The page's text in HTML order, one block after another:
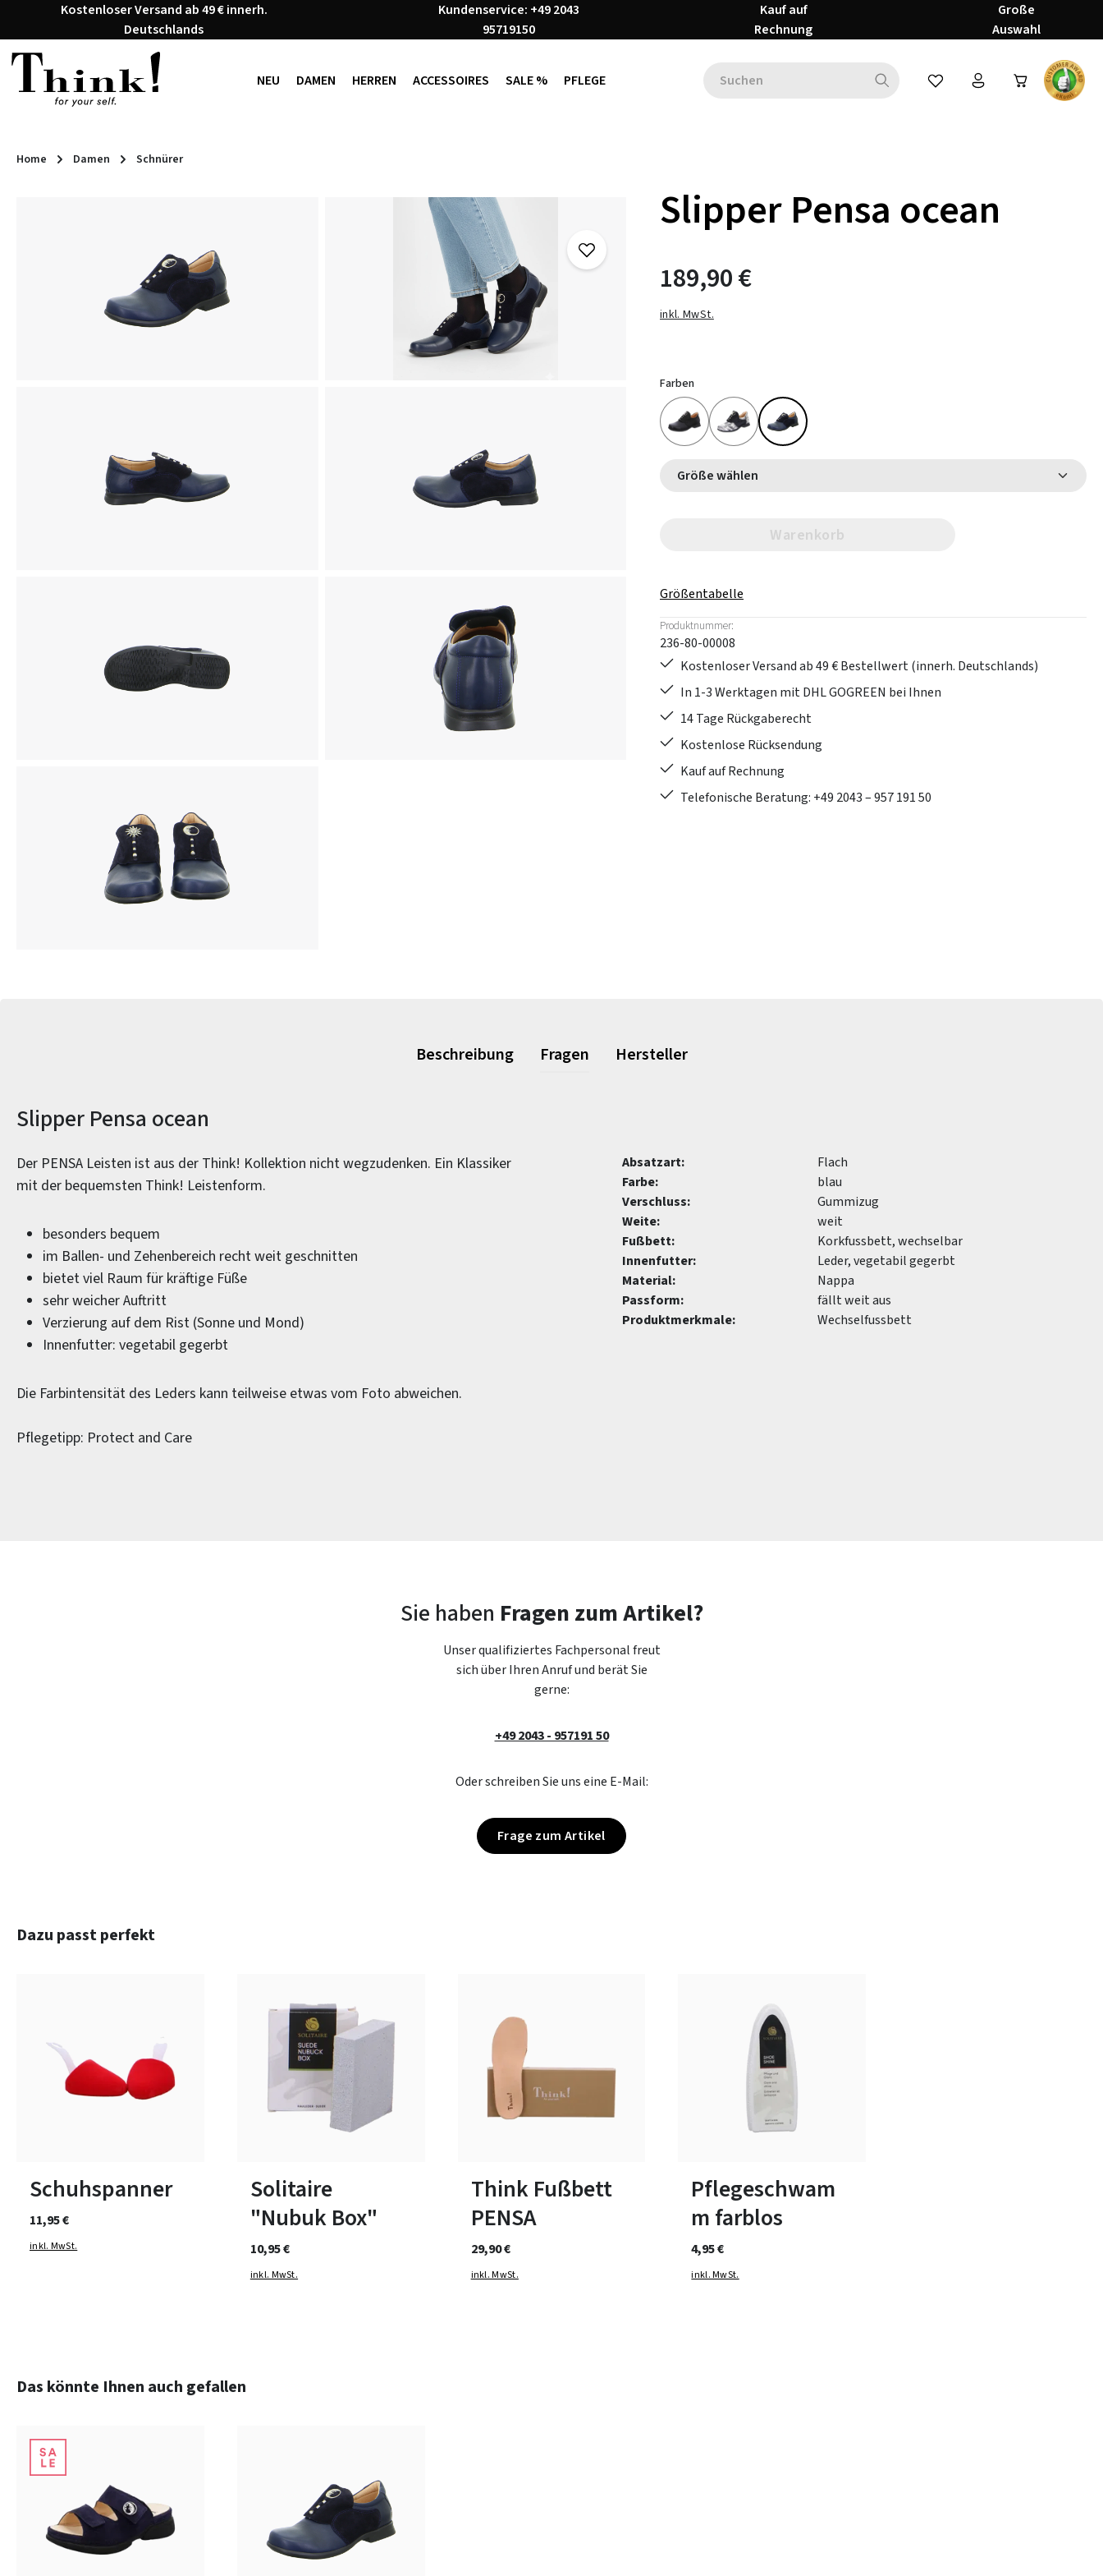
Hauptinhalt springen
Zur Suche springen
Zur Hauptnavigation springen
Kostenloser Versand ab 49 € innerh.
Deutschlands
Kundenservice: +49 2043
95719150
Kauf auf
Rechnung
Große
Auswahl
NEU DAMEN HERREN ACCESSOIRES SALE % PFLEGE Du hast 0 Produkte auf dem
Home Damen Schnürer
Slipper Pensa ocean
189,90 €
inkl. MwSt.
Farben
Größe wählen
Warenkorb
Größentabelle
Produktnummer:
236-80-00008
Kostenloser Versand ab 49 € Bestellwert (innerh. Deutschlands)
In 1-3 Werktagen mit DHL GOGREEN bei Ihnen
14 Tage Rückgaberecht
Kostenlose Rücksendung
Kauf auf Rechnung
Telefonische Beratung: +49 2043 – 957 191 50
Beschreibung Fragen Hersteller
Produktinformationen
Slipper Pensa ocean
Der PENSA Leisten ist aus der Think! Kollektion nicht wegzudenken. Ein Klassiker
mit der bequemsten Think! Leistenform.
besonders bequem
im Ballen- und Zehenbereich recht weit geschnitten
bietet viel Raum für kräftige Füße
sehr weicher Auftritt
Verzierung auf dem Rist (Sonne und Mond)
Innenfutter: vegetabil gegerbt
Die Farbintensität des Leders kann teilweise etwas vom Foto abweichen.
Pflegetipp: Protect and Care
Absatzart:
Flach
Farbe:
blau
Verschluss:
Gummizug
Weite:
weit
Fußbett:
Korkfussbett, wechselbar
Innenfutter:
Leder, vegetabil gegerbt
Material:
Nappa
Passform:
fällt weit aus
Produktmerkmale:
Wechselfussbett
Sie haben Fragen zum Artikel?
Unser qualifiziertes Fachpersonal freut
sich über Ihren Anruf und berät Sie
gerne:
+49 2043 - 957191 50
Oder schreiben Sie uns eine E-Mail:
Frage zum Artikel
Produktgalerie überspringen
Dazu passt perfekt
Schuhspanner
11,95 €
inkl. MwSt.
Solitaire
"Nubuk Box"
10,95 €
inkl. MwSt.
Think Fußbett
PENSA
29,90 €
inkl. MwSt.
Pflegeschwam
m farblos
4,95 €
inkl. MwSt.
Produktgalerie überspringen
Das könnte Ihnen auch gefallen